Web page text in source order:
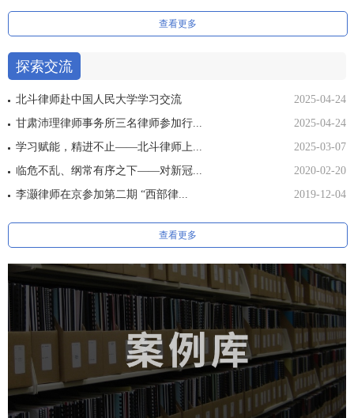
查看更多
探索交流
北斗律师赴中国人民大学学习交流
2025-04-24
甘肃沛理律师事务所三名律师参加行...
2025-04-24
学习赋能，精进不止——北斗律师上...
2025-03-07
临危不乱、纲常有序之下——对新冠...
2020-02-20
李灏律师在京参加第二期 “西部律...
2019-12-04
查看更多